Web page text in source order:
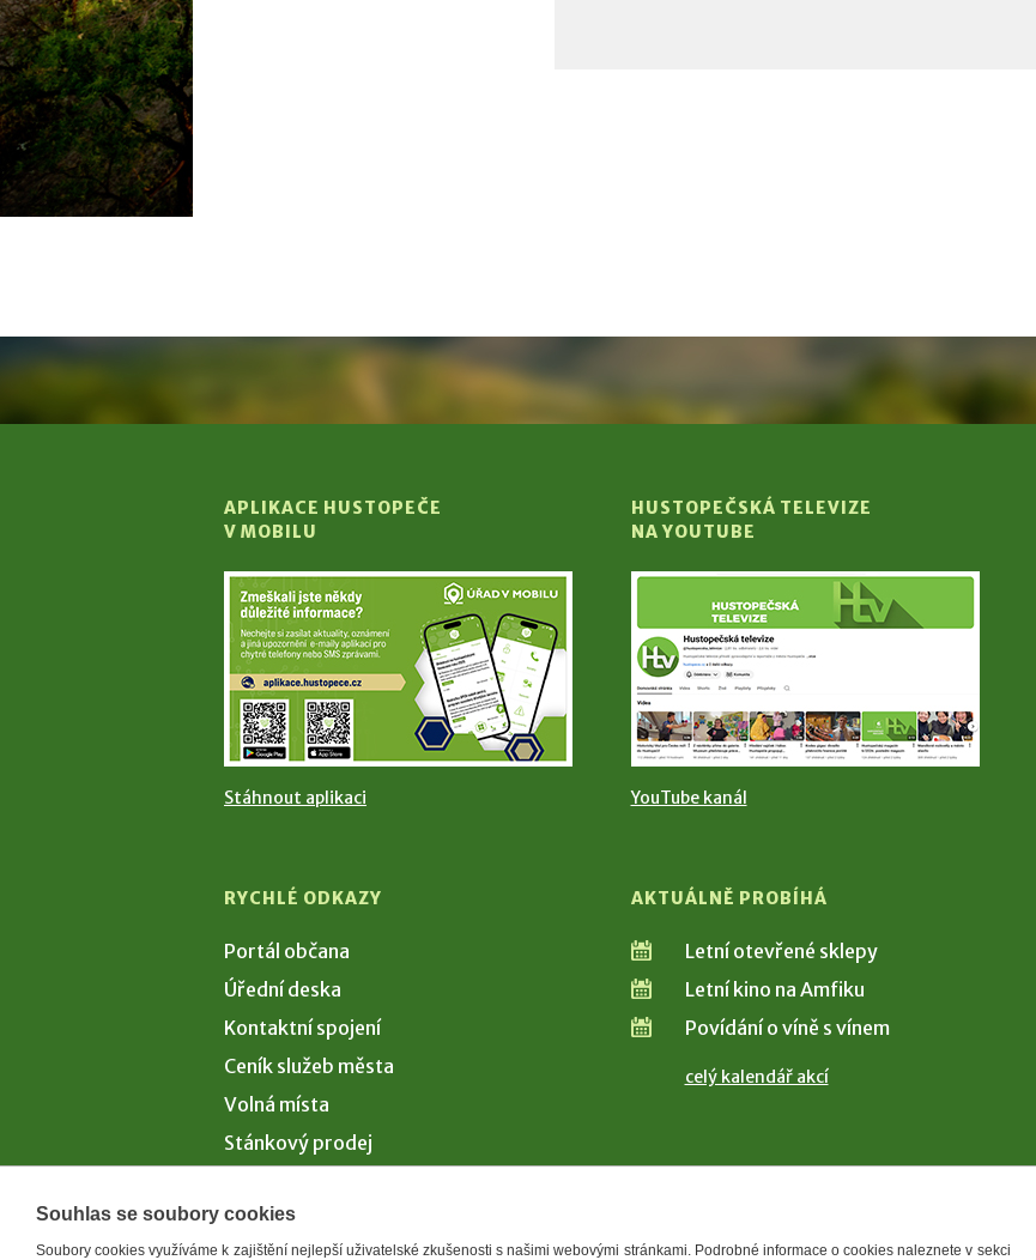
APLIKACE HUSTOPEČE
V MOBILU
Stáhnout aplikaci
HUSTOPEČSKÁ TELEVIZE
NA YOUTUBE
YouTube kanál
RYCHLÉ ODKAZY
Portál občana
Úřední deska
Kontaktní spojení
Ceník služeb města
Volná místa
Stánkový prodej
AKTUÁLNĚ PROBÍHÁ
Letní otevřené sklepy
Letní kino na Amfiku
Povídání o víně s vínem
celý kalendář akcí
Souhlas se soubory cookies
Soubory cookies využíváme k zajištění nejlepší uživatelské zkušenosti s našimi webovými stránkami. Podrobné informace o cookies naleznete v sekci